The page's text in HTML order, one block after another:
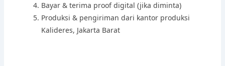
Bayar & terima proof digital (jika diminta)
Produksi & pengiriman dari kantor produksi
Kalideres, Jakarta Barat